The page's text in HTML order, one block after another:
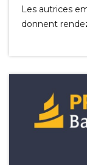
Les autrices
donnent